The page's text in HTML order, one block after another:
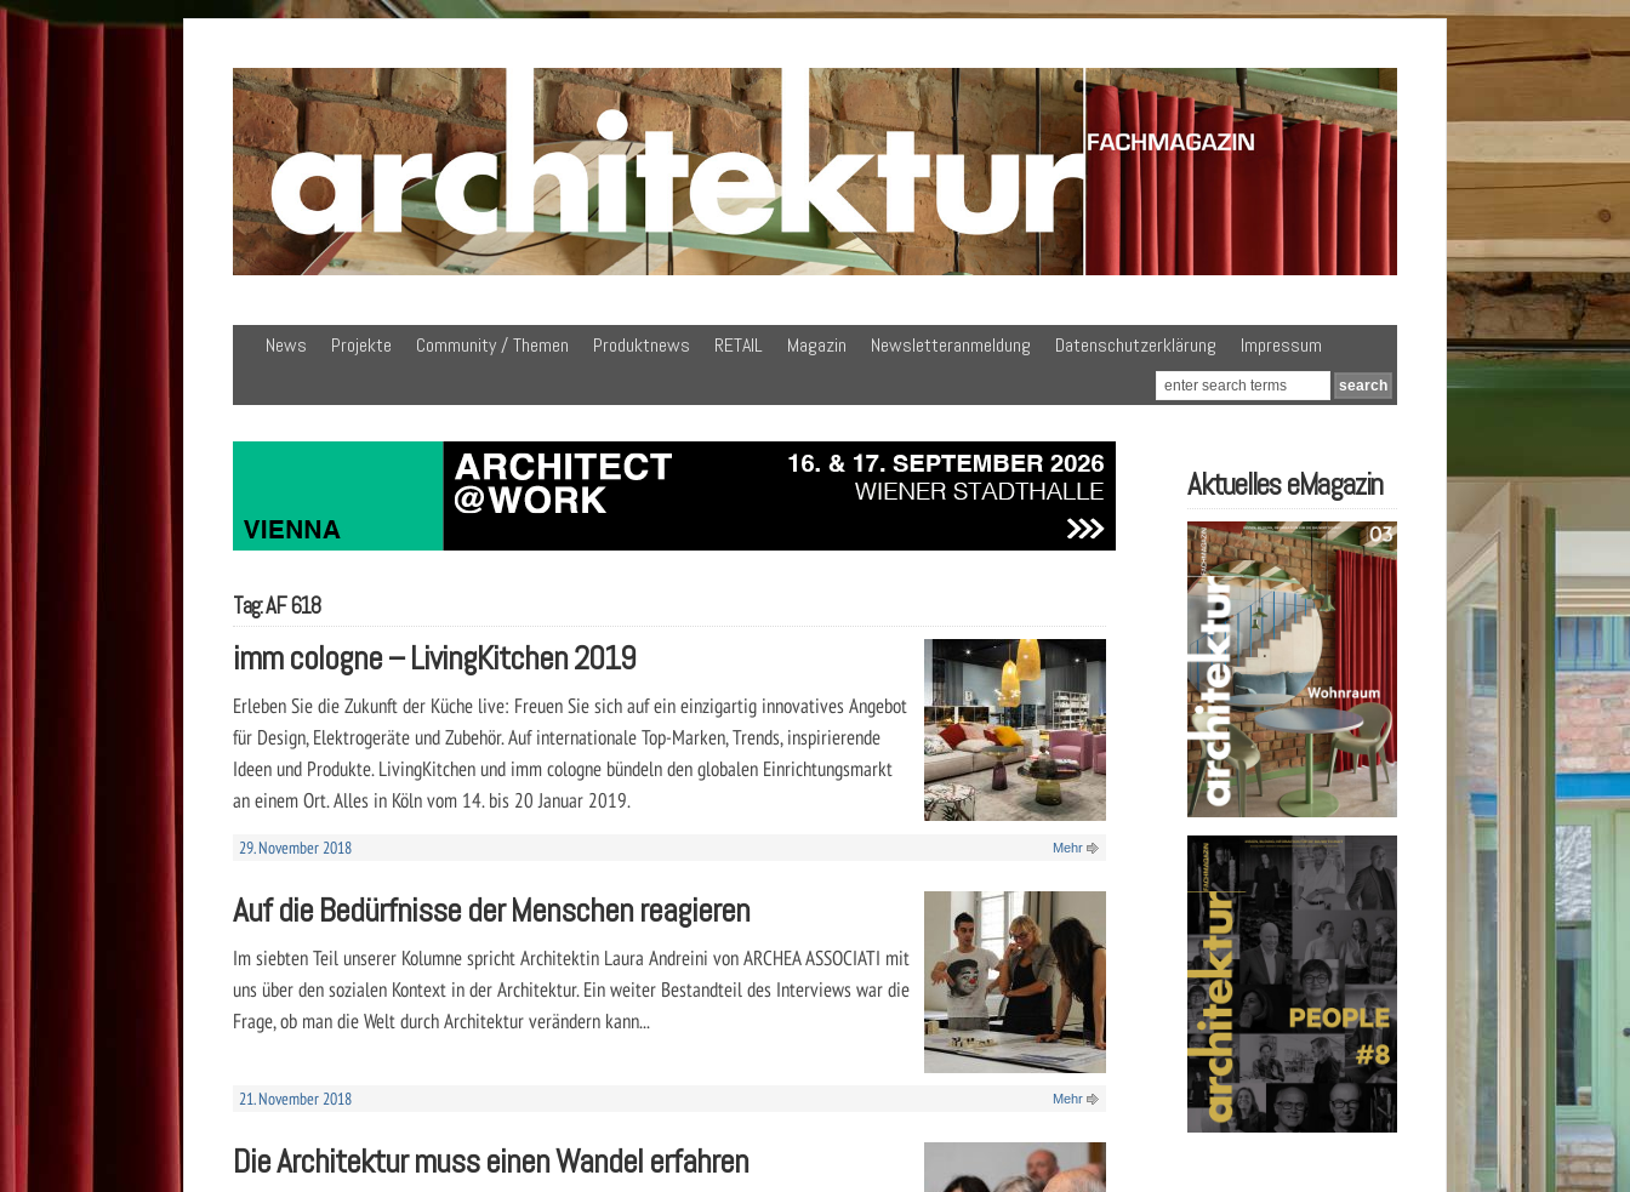
News Projekte Community / Themen Produktnews RETAIL Magazin Newsletteranmeldung Datenschutzerklärung Impressum
Tag: AF 618
imm cologne – LivingKitchen 2019
Erleben Sie die Zukunft der Küche live: Freuen Sie sich auf ein einzigartig innovatives Angebot
für Design, Elektrogeräte und Zubehör. Auf internationale Top-Marken, Trends, inspirierende
Ideen und Produkte. LivingKitchen und imm cologne bündeln den globalen Einrichtungsmarkt
an einem Ort. Alles in Köln vom 14. bis 20 Januar 2019.
29. November 2018 Mehr
Auf die Bedürfnisse der Menschen reagieren
Im siebten Teil unserer Kolumne spricht Architektin Laura Andreini von ARCHEA ASSOCIATI mit
uns über den sozialen Kontext in der Architektur. Ein weiter Bestandteil des Interviews war die
Frage, ob man die Welt durch Architektur verändern kann...
21. November 2018 Mehr
Die Architektur muss einen Wandel erfahren
Aktuelles eMagazin